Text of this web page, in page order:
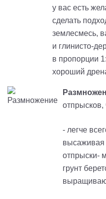
у вас есть
сделать
землесмесь,
и глинисто-
в пропорции
хороший
- легче
высаживая
отпрыски-
грунт